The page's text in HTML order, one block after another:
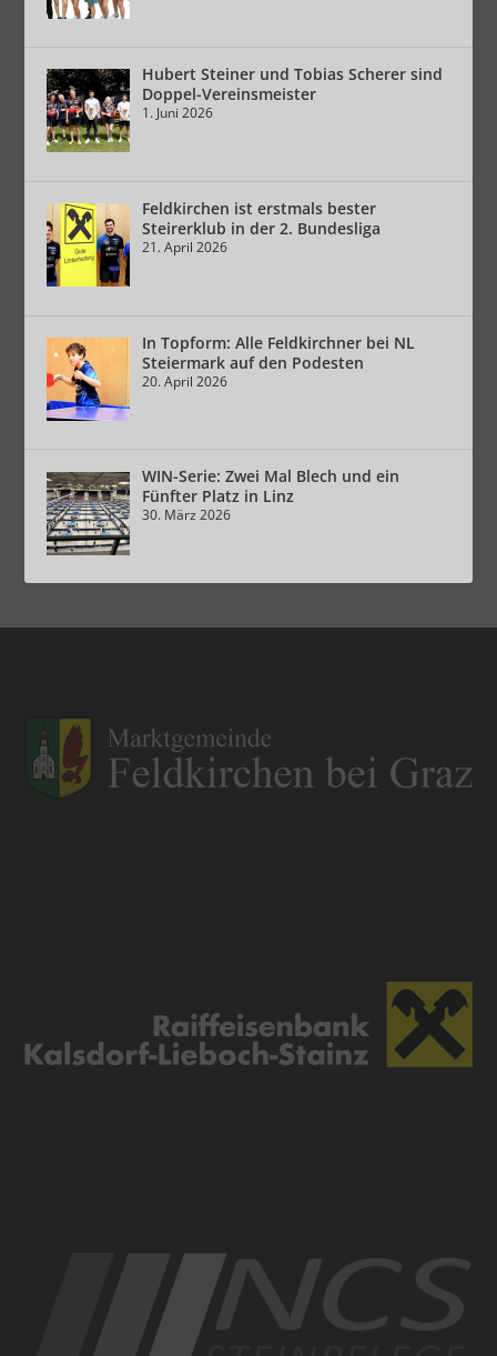
Hubert Steiner und Tobias Scherer sind
Doppel-Vereinsmeister
1. Juni 2026
Feldkirchen ist erstmals bester
Steirerklub in der 2. Bundesliga
21. April 2026
In Topform: Alle Feldkirchner bei NL
Steiermark auf den Podesten
20. April 2026
WIN-Serie: Zwei Mal Blech und ein
Fünfter Platz in Linz
30. März 2026